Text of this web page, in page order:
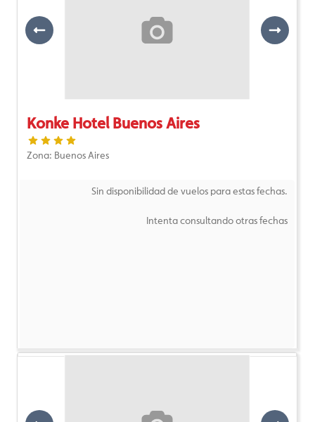
Previous Next
Konke Hotel Buenos Aires
Zona: Buenos Aires
Sin disponibilidad de vuelos para estas fechas.
Intenta consultando otras fechas